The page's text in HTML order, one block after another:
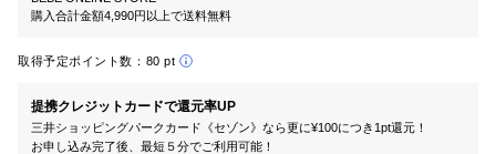
購入合計金額4,990円以上で送料無料
取得予定ポイント数： 80 pt
提携クレジットカードで還元率UP
三井ショッピングパークカード《セゾン》なら更に¥100につき1pt還元！
お申し込み完了後、最短５分でご利用可能！